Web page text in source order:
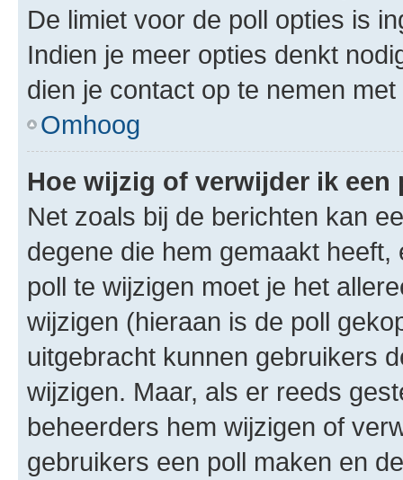
De limiet voor de poll opties is
Indien je meer opties denkt
dien je contact op te nemen
Omhoog
Hoe wijzig of verwijder ik een
Net zoals bij de berichten kan
degene die hem gemaakt
poll te wijzigen moet je het
wijzigen (hieraan is de poll
uitgebracht kunnen gebruikers
wijzigen. Maar, als er reeds
beheerders hem wijzigen of
gebruikers een poll maken en